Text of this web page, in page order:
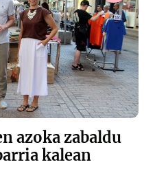
azoka zabaldu
kalean